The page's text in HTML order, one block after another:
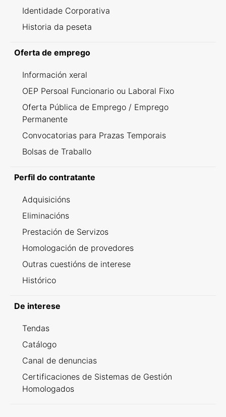
Identidade Corporativa
Historia da peseta
Oferta de emprego
Información xeral
OEP Persoal Funcionario ou Laboral Fixo
Oferta Pública de Emprego / Emprego
Permanente
Convocatorias para Prazas Temporais
Bolsas de Traballo
Perfil do contratante
Adquisicións
Eliminacións
Prestación de Servizos
Homologación de provedores
Outras cuestións de interese
Histórico
De interese
Tendas
Catálogo
Canal de denuncias
Certificaciones de Sistemas de Gestión
Homologados